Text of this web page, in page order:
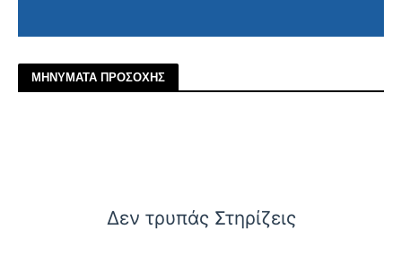
ΜΗΝΥΜΑΤΑ ΠΡΟΣΟΧΗΣ
Δεν τρυπάς Στηρίζεις